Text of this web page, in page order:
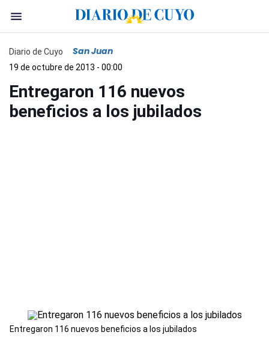
Diario de Cuyo San Juan
19 de octubre de 2013 - 00:00
Entregaron 116 nuevos
beneficios a los jubilados
Entregaron 116 nuevos beneficios a los jubilados